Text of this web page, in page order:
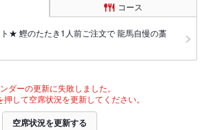
コース
★ 鰹のたたき1人前ご注文で 龍馬自慢の藁
ダーの更新に失敗しました。
して空席状況を更新してください。
空席状況を更新する